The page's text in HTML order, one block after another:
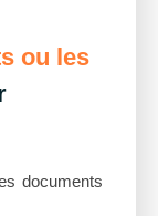
ou les
documents